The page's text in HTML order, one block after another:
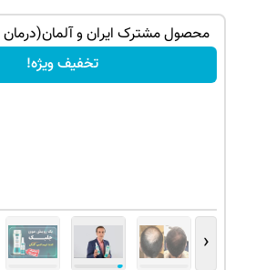
محصول مشترک ایران و آلمان(درمان
تخفیف ویژه!
‹